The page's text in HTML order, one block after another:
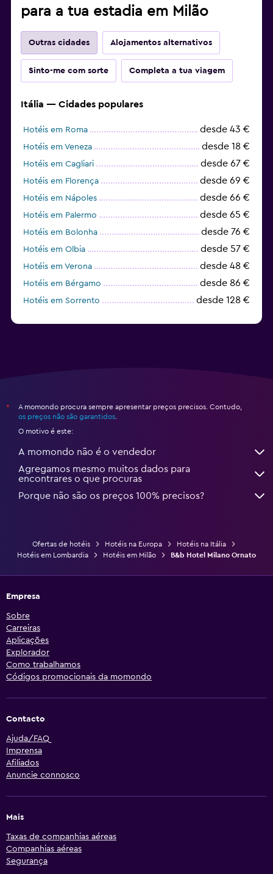
para a tua estadia em Milão
Outras cidades Alojamentos alternativos
Sinto-me com sorte Completa a tua viagem
Itália — Cidades populares
Hotéis em Roma desde 43 €
Hotéis em Veneza desde 18 €
Hotéis em Cagliari desde 67 €
Hotéis em Florença desde 69 €
Hotéis em Nápoles desde 66 €
Hotéis em Palermo desde 65 €
Hotéis em Bolonha desde 76 €
Hotéis em Olbia desde 57 €
Hotéis em Verona desde 48 €
Hotéis em Bérgamo desde 86 €
Hotéis em Sorrento desde 128 €
*
A momondo procura sempre apresentar preços precisos. Contudo,
os preços não são garantidos
O motivo é este:
A momondo não é o vendedor
Agregamos mesmo muitos dados para
encontrares o que procuras
Porque não são os preços 100% precisos?
Ofertas de hotéis Hotéis na Europa
Hotéis na Itália
Hotéis em Lombardia
Hotéis em Milão B&b Hotel Milano Ornato
Empresa
Sobre
Carreiras
Aplicações
Explorador
Como trabalhamos
Códigos promocionais da momondo
Contacto
Ajuda/FAQ
Imprensa
Afiliados
Anuncie connosco
Mais
Taxas de companhias aéreas
Companhias aéreas
Segurança